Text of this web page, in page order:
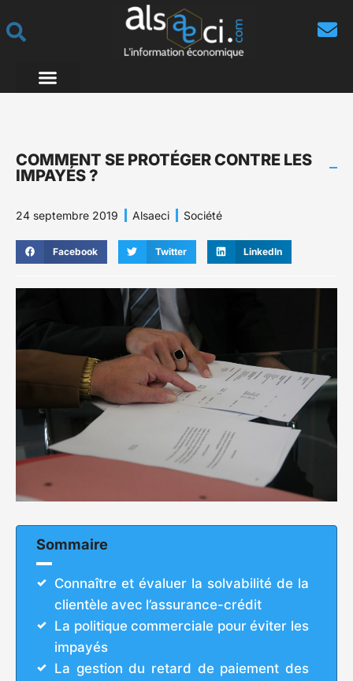
COMMENT SE PROTÉGER CONTRE LES
IMPAYÉS ?
24 septembre 2019 Alsaeci Société
Facebook Twitter LinkedIn
Sommaire
Connaître et évaluer la solvabilité de la
clientèle avec l’assurance-crédit
La politique commerciale pour éviter les
impayés
La gestion du retard de paiement des